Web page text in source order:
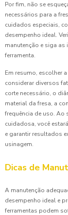
Por fim, não se
necessários para a
cuidados especiais,
desempenho ideal.
manutenção e siga
ferramenta.
Em resumo, escolher
considerar diversos
corte necessário, o
material da fresa, a
frequência de uso. Ao
cuidadosa, você
e garantir resultados
usinagem.
Dicas de
A manutenção
desempenho ideal e
ferramentas podem